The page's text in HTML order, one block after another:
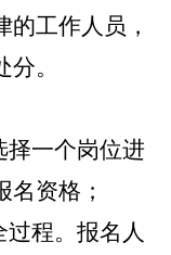
工作人员，
。
择一个岗位进
资格；
程。报名人